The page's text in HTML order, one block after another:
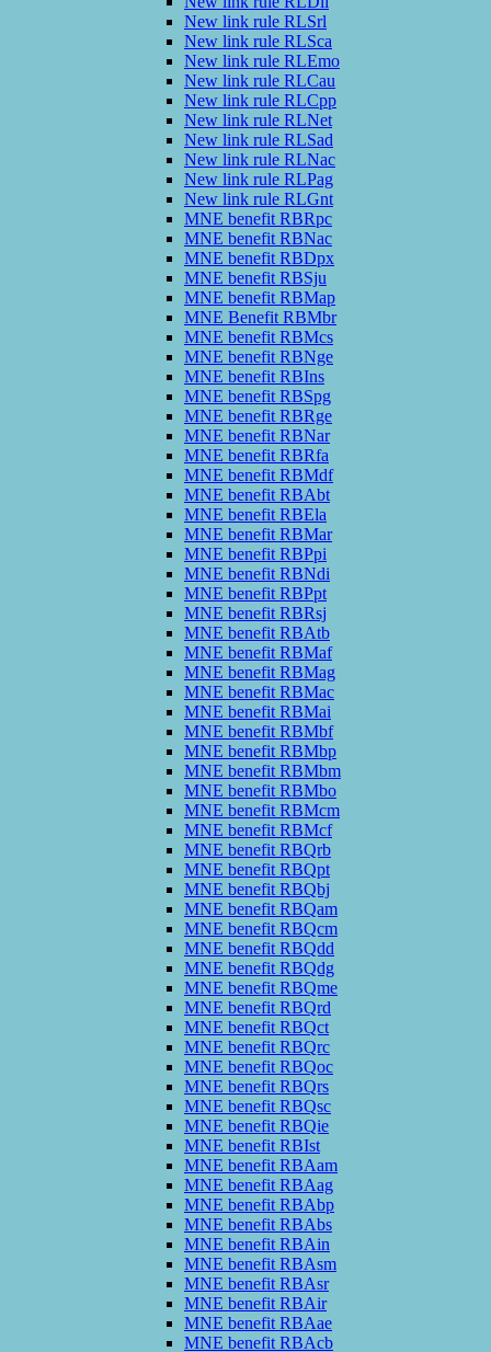
New link rule RLSrl
New link rule RLSca
New link rule RLEmo
New link rule RLCau
New link rule RLCpp
New link rule RLNet
New link rule RLSad
New link rule RLNac
New link rule RLPag
New link rule RLGnt
MNE benefit RBRpc
MNE benefit RBNac
MNE benefit RBDpx
MNE benefit RBSju
MNE benefit RBMap
MNE Benefit RBMbr
MNE benefit RBMcs
MNE benefit RBNge
MNE benefit RBIns
MNE benefit RBSpg
MNE benefit RBRge
MNE benefit RBNar
MNE benefit RBRfa
MNE benefit RBMdf
MNE benefit RBAbt
MNE benefit RBEla
MNE benefit RBMar
MNE benefit RBPpi
MNE benefit RBNdi
MNE benefit RBPpt
MNE benefit RBRsj
MNE benefit RBAtb
MNE benefit RBMaf
MNE benefit RBMag
MNE benefit RBMac
MNE benefit RBMai
MNE benefit RBMbf
MNE benefit RBMbp
MNE benefit RBMbm
MNE benefit RBMbo
MNE benefit RBMcm
MNE benefit RBMcf
MNE benefit RBQrb
MNE benefit RBQpt
MNE benefit RBQbj
MNE benefit RBQam
MNE benefit RBQcm
MNE benefit RBQdd
MNE benefit RBQdg
MNE benefit RBQme
MNE benefit RBQrd
MNE benefit RBQct
MNE benefit RBQrc
MNE benefit RBQoc
MNE benefit RBQrs
MNE benefit RBQsc
MNE benefit RBQie
MNE benefit RBIst
MNE benefit RBAam
MNE benefit RBAag
MNE benefit RBAbp
MNE benefit RBAbs
MNE benefit RBAin
MNE benefit RBAsm
MNE benefit RBAsr
MNE benefit RBAir
MNE benefit RBAae
MNE benefit RBAcb